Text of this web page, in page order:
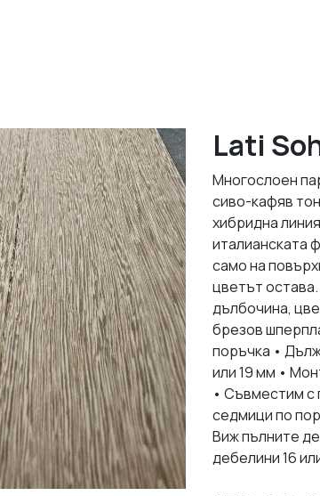
Lati
Многослоен
сиво-кафяв
хибридна
италианската
само на
цветът
дълбочина,
брезов
поръчка •
или 19 мм •
• Съвместим с
седмици по
Виж пълните
дебелини 16